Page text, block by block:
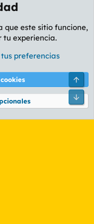
de privacidad Ayuda
XenForo Ltd.
que este sitio funcione,
tu experiencia.
preferencias
Pie